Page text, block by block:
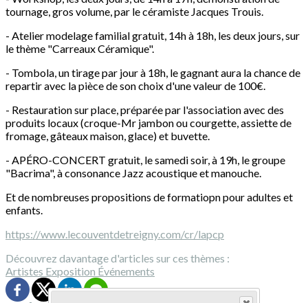
tournage, gros volume, par le céramiste Jacques Trouis.
- Atelier modelage familial gratuit, 14h à 18h, les deux jours, sur
le thème "Carreaux Céramique".
- Tombola, un tirage par jour à 18h, le gagnant aura la chance de
repartir avec la pièce de son choix d'une valeur de 100€.
- Restauration sur place, préparée par l'association avec des
produits locaux (croque-Mr jambon ou courgette, assiette de
fromage, gâteaux maison, glace) et buvette.
- APÉRO-CONCERT gratuit, le samedi soir, à 19h, le groupe
"Bacrima", à consonance Jazz acoustique et manouche.
Et de nombreuses propositions de formatiopn pour adultes et
enfants.
https://www.lecouventdetreigny.com/cr/lapcp
Découvrez davantage d'articles sur ces thèmes :
Artistes Exposition Événements